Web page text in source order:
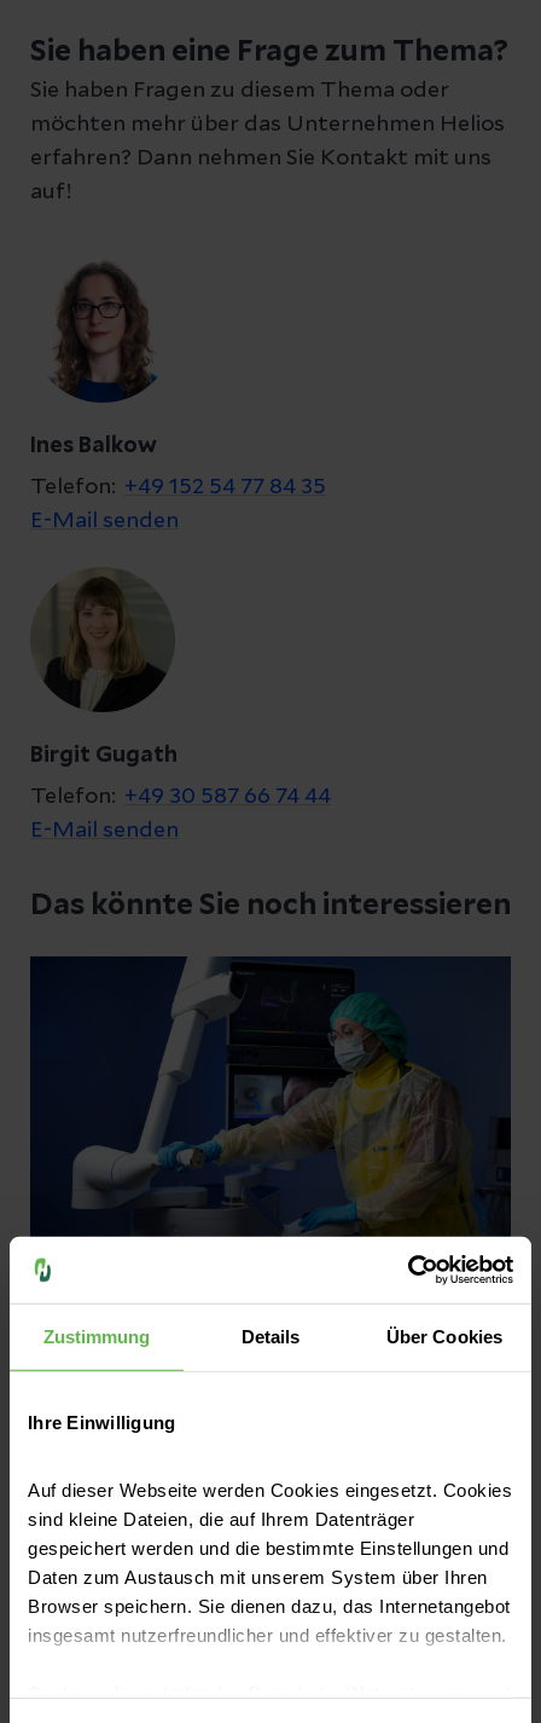
Zustimmung Details Über Cookies
Ihre Einwilligung
Auf dieser Webseite werden Cookies eingesetzt. Cookies
sind kleine Dateien, die auf Ihrem Datenträger
gespeichert werden und die bestimmte Einstellungen und
Daten zum Austausch mit unserem System über Ihren
Browser speichern. Sie dienen dazu, das Internetangebot
insgesamt nutzerfreundlicher und effektiver zu gestalten.
Sie haben eine Frage zum Thema?
Sie haben Fragen zu diesem Thema oder
möchten mehr über das Unternehmen Helios
erfahren? Dann nehmen Sie Kontakt mit uns
auf!
Ines Balkow
Telefon: +49 152 54 77 84 35
E-Mail senden
Birgit Gugath
Telefon: +49 30 587 66 74 44
E-Mail senden
Das könnte Sie noch interessieren
Neue Robotik-Technik im Einsatz:
meist keine Symptome und wird daher häufig
erst spät erkannt. Neuste Technik
revolutioniert jetzt die Untersuchung bei
Verdacht auf Lungenkrebs und ermöglicht
Ärztinnen und Ärzten eine hochpräzise
Jetzt lesen